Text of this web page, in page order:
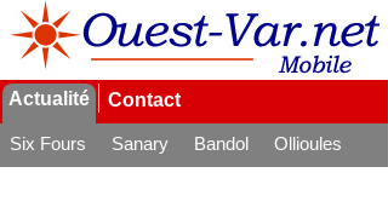
Actualité Contact
Six Fours Sanary Bandol
Ollioules